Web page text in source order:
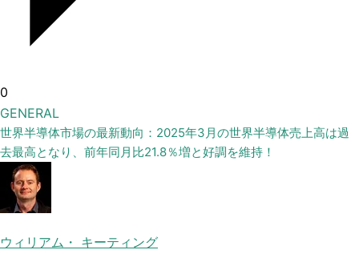
0
GENERAL
世界半導体市場の最新動向：2025年3月の世界半導体売上高は過
去最高となり、前年同月比21.8％増と好調を維持！
ウィリアム・ キーティング